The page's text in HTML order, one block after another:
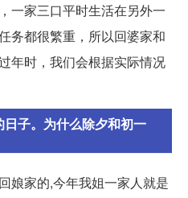
一家三口平时生活在另外一
务都很繁重，所以回婆家和
年时，我们会根据实际情况
子。为什么除夕和初一
娘家的,今年我姐一家人就是